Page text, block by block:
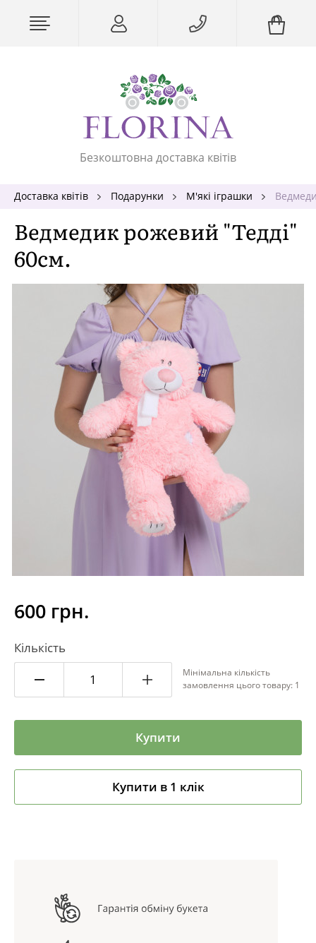
Безкоштовна доставка квітів
Доставка квітів Подарунки М'які іграшки
Ведмедик рожевий "Тедді"
60см.
600 грн.
Кількість
Мінімальна кількість
замовлення цього товару: 1
Купити
Купити в 1 клік